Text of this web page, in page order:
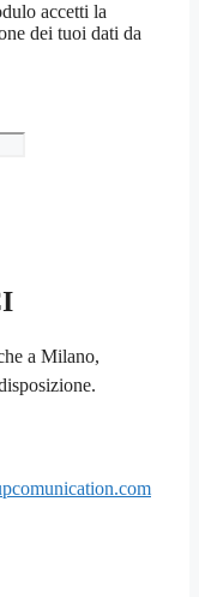
accetti la
dei tuoi dati da
a Milano,